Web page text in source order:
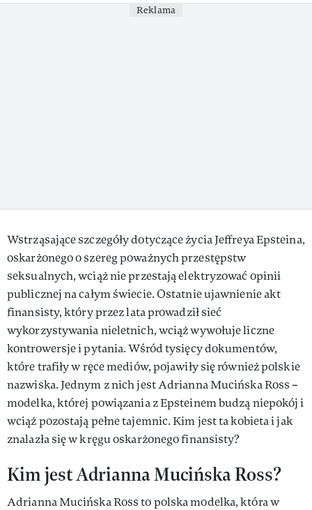
Reklama
Wstrząsające szczegóły dotyczące życia Jeffreya Epsteina,
oskarżonego o szereg poważnych przestępstw
seksualnych, wciąż nie przestają elektryzować opinii
publicznej na całym świecie. Ostatnie ujawnienie akt
finansisty, który przez lata prowadził sieć
wykorzystywania nieletnich, wciąż wywołuje liczne
kontrowersje i pytania. Wśród tysięcy dokumentów,
które trafiły w ręce mediów, pojawiły się również polskie
nazwiska. Jednym z nich jest Adrianna Mucińska Ross –
modelka, której powiązania z Epsteinem budzą niepokój i
wciąż pozostają pełne tajemnic. Kim jest ta kobieta i jak
znalazła się w kręgu oskarżonego finansisty?
Kim jest Adrianna Mucińska Ross?
Adrianna Mucińska Ross to polska modelka, która w